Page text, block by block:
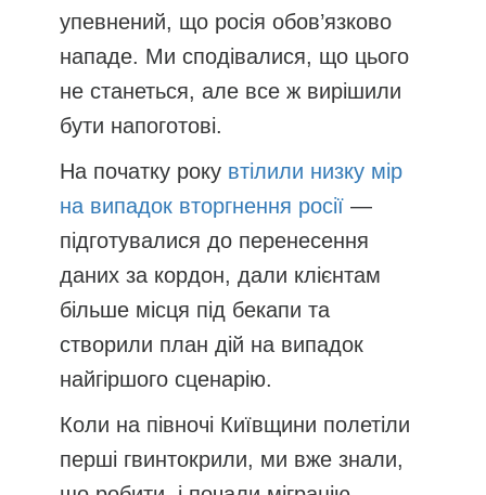
упевнений, що росія обов’язково
нападе. Ми сподівалися, що цього
не станеться, але все ж вирішили
бути напоготові.
На початку року втілили низку мір
на випадок вторгнення росії —
підготувалися до перенесення
даних за кордон, дали клієнтам
більше місця під бекапи та
створили план дій на випадок
найгіршого сценарію.
Коли на півночі Київщини полетіли
перші гвинтокрили, ми вже знали,